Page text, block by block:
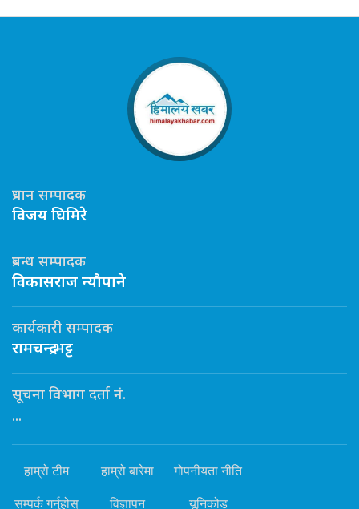
प्रधान सम्पादक
विजय घिमिरे
प्रबन्ध सम्पादक
विकासराज न्यौपाने
कार्यकारी सम्पादक
रामचन्द्र भट्ट
सूचना विभाग दर्ता नं.
...
हाम्रो टीम हाम्रो बारेमा गोपनीयता नीति
सम्पर्क गर्नुहोस् विज्ञापन यूनिकोड